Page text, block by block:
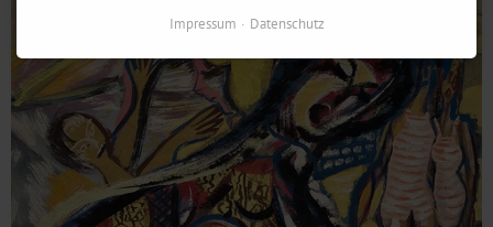
Impressum Datenschutz